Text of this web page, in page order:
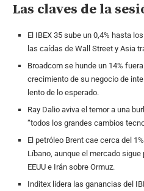
Las claves de la
El IBEX 35 sube un 0,4% hasta
las caídas de Wall Street y Asia
Broadcom se hunde un 14%
crecimiento de su negocio de
lento de lo esperado.
Ray Dalio aviva el temor a una
“todos los grandes cambios
El petróleo Brent cae cerca del
Líbano, aunque el mercado
EEUU e Irán sobre Ormuz.
Inditex lidera las ganancias del